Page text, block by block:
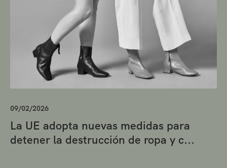
09/02/2026
La UE adopta nuevas medidas para
detener la destrucción de ropa y c...